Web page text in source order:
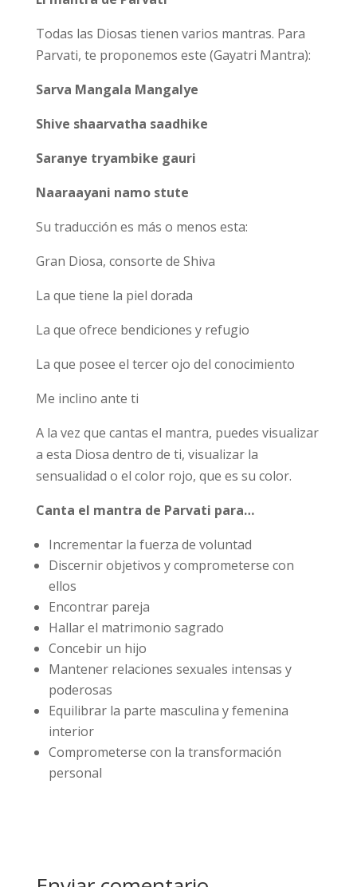
Todas las Diosas tienen varios mantras. Para
Parvati, te proponemos este (Gayatri Mantra):
Sarva Mangala Mangalye
Shive shaarvatha saadhike
Saranye tryambike gauri
Naaraayani namo stute
Su traducción es más o menos esta:
Gran Diosa, consorte de Shiva
La que tiene la piel dorada
La que ofrece bendiciones y refugio
La que posee el tercer ojo del conocimiento
Me inclino ante ti
A la vez que cantas el mantra, puedes visualizar
a esta Diosa dentro de ti, visualizar la
sensualidad o el color rojo, que es su color.
Canta el mantra de Parvati para…
Incrementar la fuerza de voluntad
Discernir objetivos y comprometerse con
ellos
Encontrar pareja
Hallar el matrimonio sagrado
Concebir un hijo
Mantener relaciones sexuales intensas y
poderosas
Equilibrar la parte masculina y femenina
interior
Comprometerse con la transformación
personal